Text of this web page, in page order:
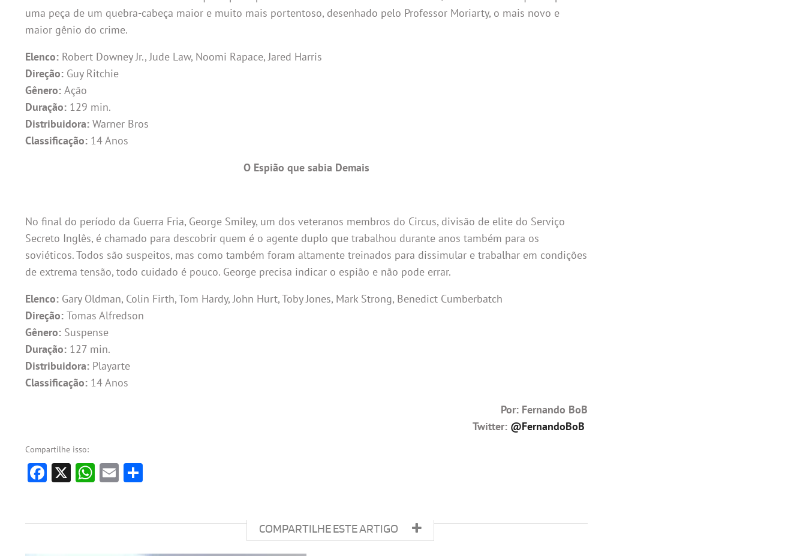
uma peça de um quebra-cabeça maior e muito mais portentoso, desenhado pelo Professor Moriarty, o mais novo e
maior gênio do crime.
Elenco: Robert Downey Jr., Jude Law, Noomi Rapace, Jared Harris
Direção: Guy Ritchie
Gênero: Ação
Duração: 129 min.
Distribuidora: Warner Bros
Classificação: 14 Anos
O Espião que sabia Demais
No final do período da Guerra Fria, George Smiley, um dos veteranos membros do Circus, divisão de elite do Serviço
Secreto Inglês, é chamado para descobrir quem é o agente duplo que trabalhou durante anos também para os
soviéticos. Todos são suspeitos, mas como também foram altamente treinados para dissimular e trabalhar em condições
de extrema tensão, todo cuidado é pouco. George precisa indicar o espião e não pode errar.
Elenco: Gary Oldman, Colin Firth, Tom Hardy, John Hurt, Toby Jones, Mark Strong, Benedict Cumberbatch
Direção: Tomas Alfredson
Gênero: Suspense
Duração: 127 min.
Distribuidora: Playarte
Classificação: 14 Anos
Por: Fernando BoB
Twitter: @FernandoBoB
Compartilhe isso:
Facebook
X WhatsApp
Email
COMPARTILHE ESTE ARTIGO